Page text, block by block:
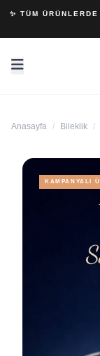
✨ TÜM
Anasayfa / Bileklik /
KAMPANYALI